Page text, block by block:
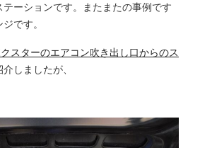
ーションです。またまたの事例です
です。
スターのエアコン吹き出し口からのス
介しましたが、